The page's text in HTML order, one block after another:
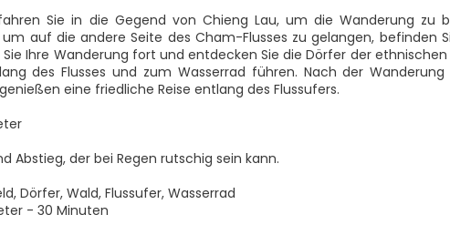
Sie in die Gegend von Chieng Lau, um die Wanderung zu
auf die andere Seite des Cham-Flusses zu gelangen, befinden
Sie Ihre Wanderung fort und entdecken Sie die Dörfer der
des Flusses und zum Wasserrad führen. Nach der
eine friedliche Reise entlang des Flussufers.
Abstieg, der bei Regen rutschig sein kann.
Dörfer, Wald, Flussufer, Wasserrad
- 30 Minuten